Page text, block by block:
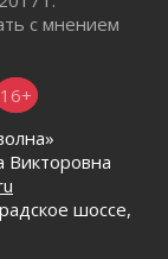
региона
с мнением
16+
Викторовна
шоссе,